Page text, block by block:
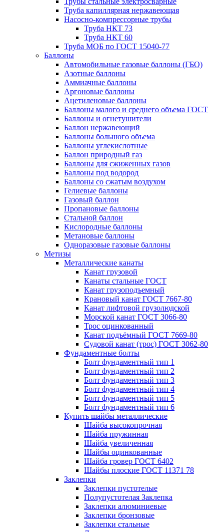
Труба капиллярная нержавеющая
Насосно-компрессорные трубы
Труба НКТ 73
Труба НКТ 60
Труба МОБ по ГОСТ 15040-77
Баллоны
Автомобильные газовые баллоны (ГБО)
Азотные баллоны
Аммиачные баллоны
Аргоновые баллоны
Ацетиленовые баллоны
Баллоны малого и среднего объема ГОСТ
Баллоны и огнетушители
Баллон нержавеющий
Баллоны большого объема
Баллоны углекислотные
Баллон природный газ
Баллоны для сжиженных газов
Баллоны под водород
Баллоны со сжатым воздухом
Гелиевые баллоны
Газовый баллон
Пропановые баллоны
Стальной баллон
Кислородные баллоны
Метановые баллоны
Одноразовые газовые баллоны
Метизы
Металлические канаты
Канат грузовой
Канаты стальные ГОСТ
Канат грузоподъемный
Крановый канат ГОСТ 7667-80
Канат лифтовой грузолюдской
Морской канат ГОСТ 3066-80
Трос оцинкованный
Канат подъёмный ГОСТ 7669-80
Судовой канат (трос) ГОСТ 3062-80
Фундаментные болты
Болт фундаментный тип 1
Болт фундаментный тип 2
Болт фундаментный тип 3
Болт фундаментный тип 4
Болт фундаментный тип 5
Болт фундаментный тип 6
Купить шайбы металлические
Шайба высокопрочная
Шайба пружинная
Шайба увеличенная
Шайбы оцинкованные
Шайба гровер ГОСТ 6402
Шайбы плоские ГОСТ 11371 78
Заклепки
Заклепки пустотелые
Полупустотелая Заклепка
Заклепки алюминиевые
Заклепки бронзовые
Заклепки стальные